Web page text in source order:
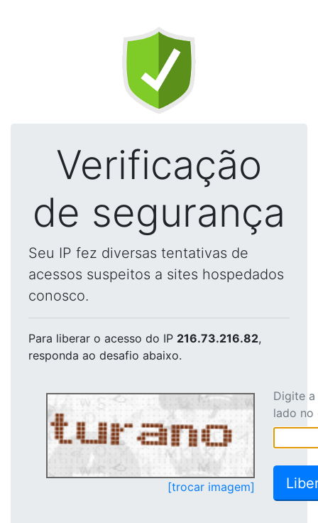
Verificação
de segurança
Seu IP fez diversas tentativas de
acessos suspeitos a sites hospedados
conosco.
Para liberar o acesso do IP 216.73.216.82,
responda ao desafio abaixo.
[trocar imagem]
Digite
lado no